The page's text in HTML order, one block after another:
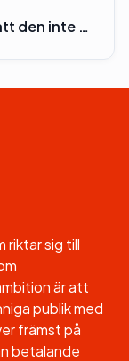
den inte …
riktar sig till
är att
publik med
främst på
betalande